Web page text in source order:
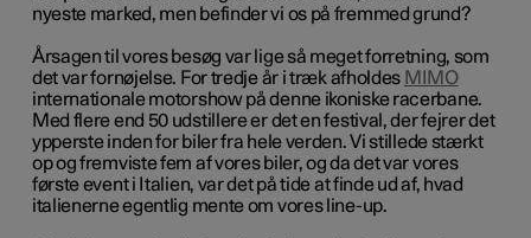
nyeste marked, men befinder vi os på fremmed grund?
Årsagen til vores besøg var lige så meget forretning, som
det var fornøjelse. For tredje år i træk afholdes MIMO
internationale motorshow på denne ikoniske racerbane.
Med flere end 50 udstillere er det en festival, der fejrer det
ypperste inden for biler fra hele verden. Vi stillede stærkt
op og fremviste fem af vores biler, og da det var vores
første event i Italien, var det på tide at finde ud af, hvad
italienerne egentlig mente om vores line-up.